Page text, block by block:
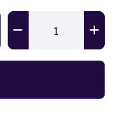
des e-liquides